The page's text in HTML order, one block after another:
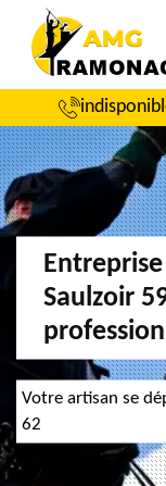
Saulzoir
Votre artisan se
62